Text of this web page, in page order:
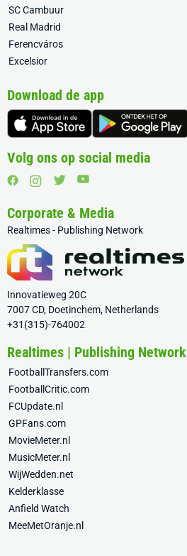
SC Cambuur
Real Madrid
Ferencváros
Excelsior
Download de app
Volg ons op social media
Corporate & Media
Realtimes - Publishing Network
Innovatieweg 20C
7007 CD, Doetinchem, Netherlands
+31(315)-764002
Realtimes | Publishing Network
FootballTransfers.com
FootballCritic.com
FCUpdate.nl
GPFans.com
MovieMeter.nl
MusicMeter.nl
WijWedden.net
Kelderklasse
Anfield Watch
MeeMetOranje.nl